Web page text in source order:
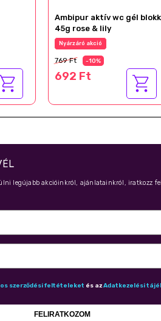
Ambipur aktív wc gél blokk
45g rose & lily
Nyárzáró akció
769 Ft -10%
692 Ft
legújabb akcióinkról, ajánlatainkról, iratkozz fel
szer­ző­dé­si fel­té­te­le­ket és azAdat­ke­ze­lé­si
FELIRATKOZOM